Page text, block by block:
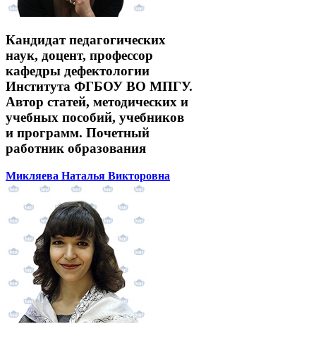
Кандидат педагогических
наук, доцент, профессор
кафедры дефектологии
Института ФГБОУ ВО МПГУ.
Автор статей, методических и
учебных пособий, учебников
и программ. Почетный
работник образования
Микляева Наталья Викторовна